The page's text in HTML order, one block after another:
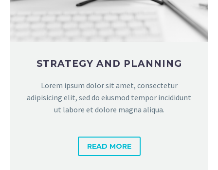
STRATEGY AND PLANNING
Lorem ipsum dolor sit amet, consectetur
adipisicing elit, sed do eiusmod tempor incididunt
ut labore et dolore magna aliqua.
READ MORE